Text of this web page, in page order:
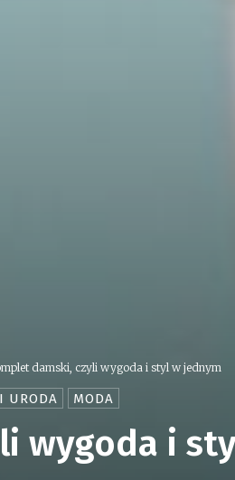
damski, czyli wygoda i styl w jednym
URODA MODA
wygoda i